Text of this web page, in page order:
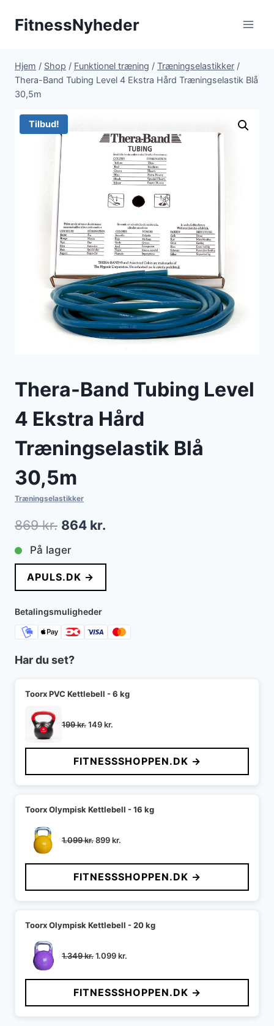
FitnessNyheder
Hjem / Shop / Funktionel træning / Træningselastikker /
Thera-Band Tubing Level 4 Ekstra Hård Træningselastik Blå
30,5m
Tilbud!
Thera-Band Tubing Level
4 Ekstra Hård
Træningselastik Blå
30,5m
Træningselastikker
869kr. Den
oprindelige
pris
var:
869 kr..
864 kr.
pris
er:
På lager
APULS.DK →
Betalingsmuligheder
Har du set?
Toorx PVC Kettlebell - 6 kg
199kr.Den
pris
var:
199 kr..
149kr.
pris
er:
149 kr..
FITNESSSHOPPEN.DK →
Toorx Olympisk Kettlebell - 16 kg
1.099kr.Den
pris
var:
1.099 kr..
899kr.
pris
er:
899 kr..
FITNESSSHOPPEN.DK →
Toorx Olympisk Kettlebell - 20 kg
1.349kr.Den
pris
var:
1.349 kr..
1.099kr.
pris
er:
1.099 kr..
FITNESSSHOPPEN.DK →